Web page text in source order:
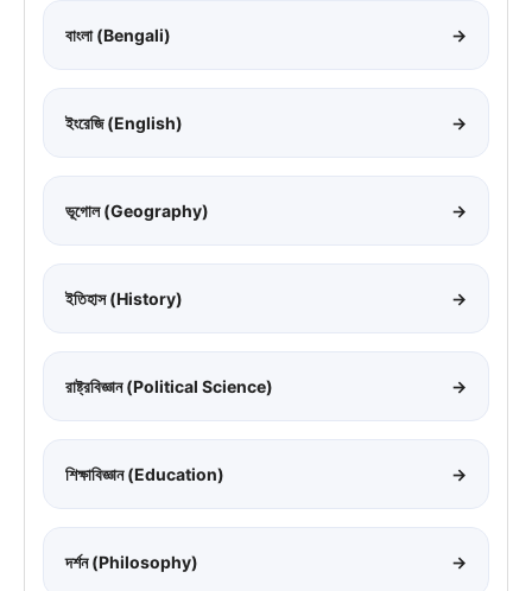
বাংলা (Bengali) →
ইংরেজি (English) →
ভূগোল (Geography) →
ইতিহাস (History) →
রাষ্ট্রবিজ্ঞান (Political Science) →
শিক্ষাবিজ্ঞান (Education) →
দর্শন (Philosophy) →